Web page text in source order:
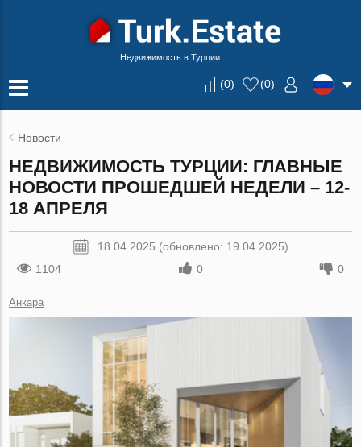
Недвижимость в Турции
(0) (0)
Новости
НЕДВИЖИМОСТЬ ТУРЦИИ: ГЛАВНЫЕ
НОВОСТИ ПРОШЕДШЕЙ НЕДЕЛИ – 12-
18 АПРЕЛЯ
18.04.2025 (обновлено: 19.04.2025)
1104
0 0
Анкара